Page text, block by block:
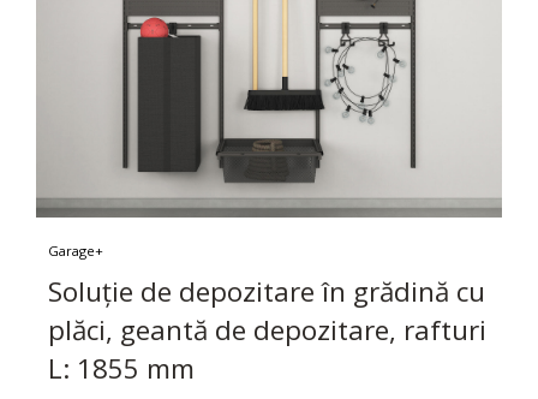
Garage+
Soluție de depozitare în grădină cu
plăci, geantă de depozitare, rafturi
L: 1855 mm